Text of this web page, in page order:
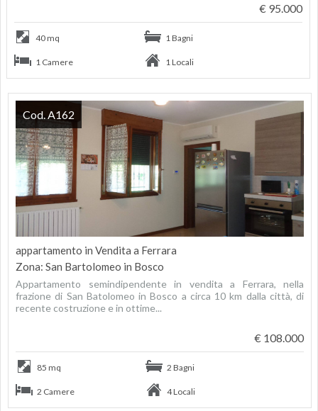
€ 95.000
40 mq 1 Bagni
1 Camere 1 Locali
appartamento in Vendita a Ferrara
Zona: San Bartolomeo in Bosco
Appartamento semindipendente in vendita a Ferrara, nella
frazione di San Batolomeo in Bosco a circa 10 km dalla città, di
recente costruzione e in ottime...
€ 108.000
Cod. A162
85 mq 2 Bagni
2 Camere 4 Locali